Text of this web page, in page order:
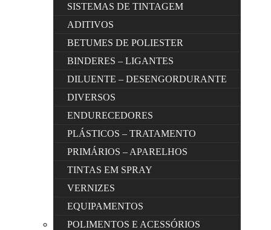
SISTEMAS DE TINTAGEM
ADITIVOS
BETUMES DE POLIESTER
BINDERES – LIGANTES
DILUENTE – DESENGORDURANTE
DIVERSOS
ENDURECEDORES
PLÁSTICOS – TRATAMENTO
PRIMÁRIOS – APARELHOS
TINTAS EM SPRAY
VERNIZES
EQUIPAMENTOS
POLIMENTOS E ACESSÓRIOS